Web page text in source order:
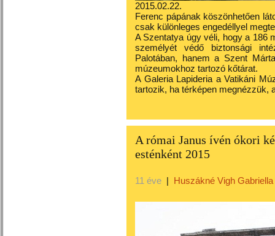
2015.02.22.
Ferenc pápának köszönhetően
csak különleges engedéllyel
A Szentatya úgy véli, hogy a 186
személyét védő biztonsági
Palotában, hanem a Szent
múzeumokhoz tartozó kőtárat.
A Galeria Lapideria a Vatikáni
tartozik, ha térképen megnézzük,
A római Janus ívén ókori
esténként 2015
11 éve | Huszákné Vigh Gabriella